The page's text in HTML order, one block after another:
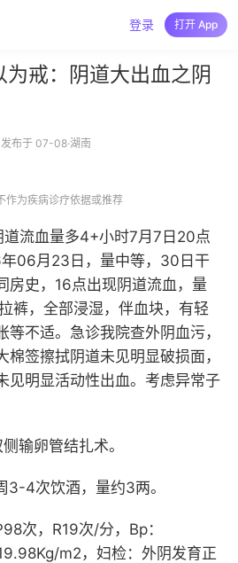
登录 打开 App
戒：阴道大出血之阴
发布于 07-08·湖南
作为疾病诊疗依据或推荐
道流血量多4+小时7月7日20点
06月23日，量中等，30日干
房史，16点出现阴道流血，量
裤，全部浸湿，伴血块，有轻
不适。急诊我院查外阴血污，
棉签擦拭阴道未见明显破损面，
见明显活动性出血。考虑异常子
输卵管结扎术。
3-4次饮酒，量约3两。
次，R19次/分，Bp：
m2，妇检：外阴发育正